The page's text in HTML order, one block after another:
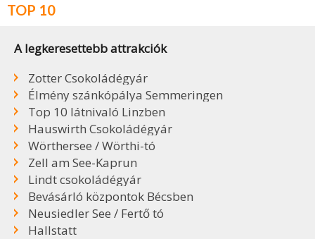
TOP 10
A legkeresettebb attrakciók
Zotter Csokoládégyár
Élmény szánkópálya Semmeringen
Top 10 látnivaló Linzben
Hauswirth Csokoládégyár
Wörthersee / Wörthi-tó
Zell am See-Kaprun
Lindt csokoládégyár
Bevásárló központok Bécsben
Neusiedler See / Fertő tó
Hallstatt